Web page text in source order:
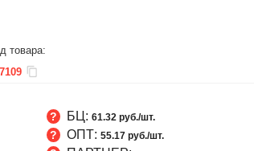
товара:
БЦ: 61.32 руб./шт.
ОПТ: 55.17 руб./шт.